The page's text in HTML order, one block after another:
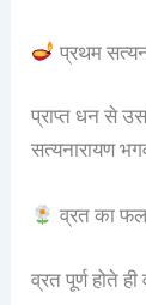
प्रथम
प्राप्त धन से
सत्यनारायण
व्रत का फल
व्रत पूर्ण होते